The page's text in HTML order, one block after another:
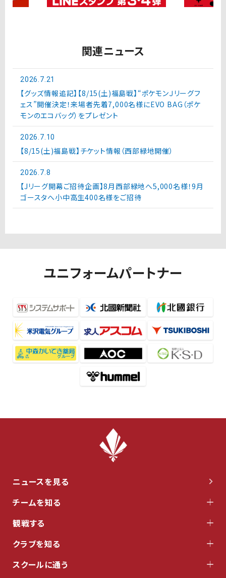
関連ニュース
2026.7.21
【グッズ情報追記】【8/15(土)福島戦】“ポケモンＪリーグフ
ェス”開催決定！来場者先着7,000名様にEVO BAG（ポケ
モンのエコバッグ）をプレゼント
2026.7.10
【8/15(土)福島戦】チケット情報（西部緑地開催）
2026.7.8
【Jリーグ開幕ご招待企画】8月西部緑地へ5,000名様！9月
ゴースタへ小中高生400名様をご招待
ユニフォームパートナー
ニュースを見る
チームを知る
観戦する
クラブを知る
スクールに通う